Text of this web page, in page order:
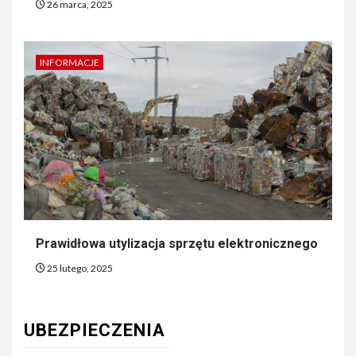
26 marca, 2025
INFORMACJE
Prawidłowa utylizacja sprzętu elektronicznego
25 lutego, 2025
UBEZPIECZENIA